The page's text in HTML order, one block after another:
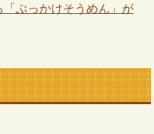
ぶっかけそうめん」が